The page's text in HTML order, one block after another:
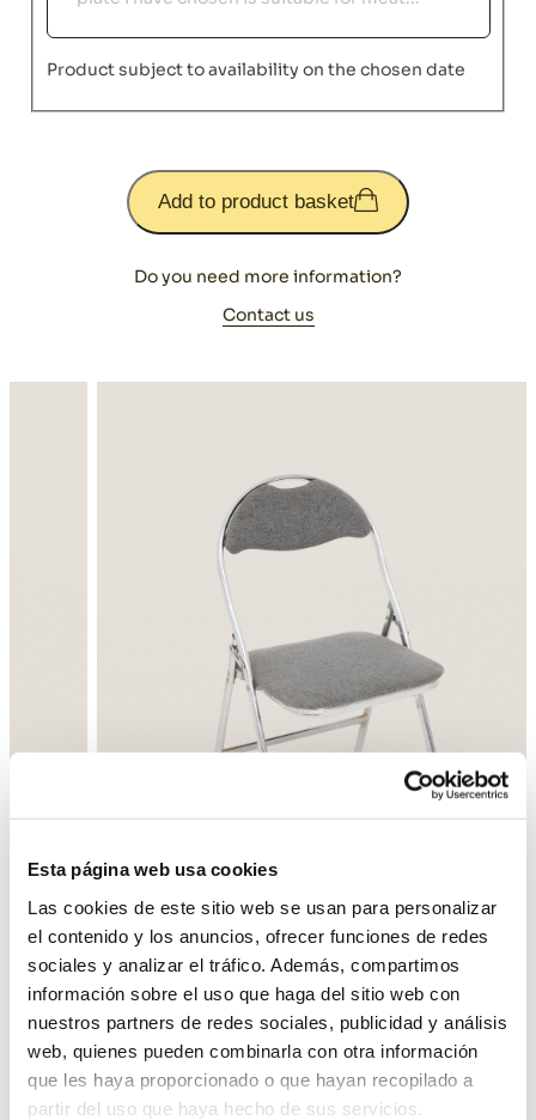
Esta página web usa cookies
Las cookies de este sitio web se usan para personalizar
el contenido y los anuncios, ofrecer funciones de redes
sociales y analizar el tráfico. Además, compartimos
información sobre el uso que haga del sitio web con
nuestros partners de redes sociales, publicidad y análisis
web, quienes pueden combinarla con otra información
que les haya proporcionado o que hayan recopilado a
partir del uso que haya hecho de sus servicios.
Product subject to availability on the chosen date
Add to product basket
Do you need more information?
Contact us
Back